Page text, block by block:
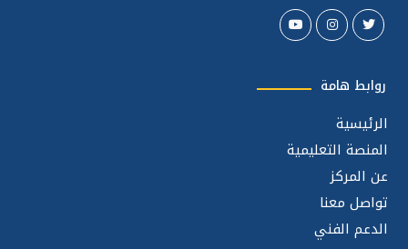
روابط هامة
الرئيسية
المنصة التعليمية
عن المركز
تواصل معنا
الدعم الفني